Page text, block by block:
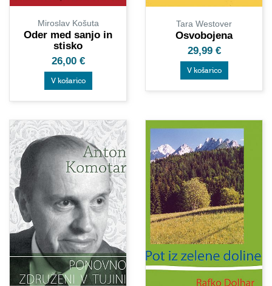
Miroslav Košuta
Oder med sanjo in
stisko
26,00 €
V košarico
Tara Westover
Osvobojena
29,99 €
V košarico